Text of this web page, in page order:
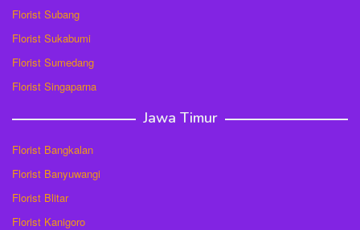
Florist Subang
Florist Sukabumi
Florist Sumedang
Florist Singaparna
Jawa Timur
Florist Bangkalan
Florist Banyuwangi
Florist Blitar
Florist Kanigoro